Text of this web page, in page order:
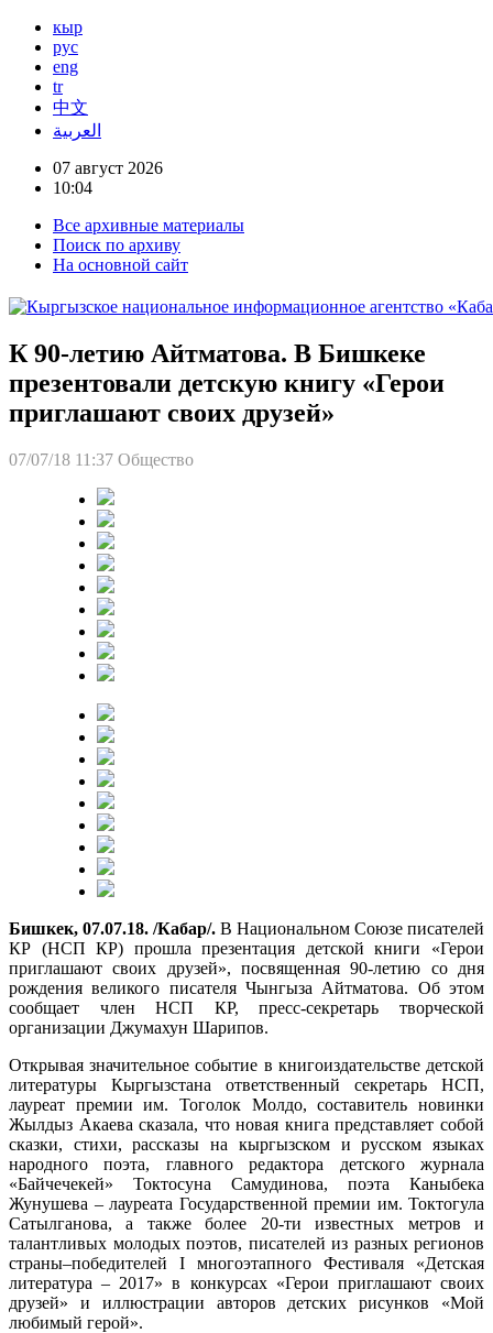
кыр
рус
eng
tr
中文
العربية
07 август 2026
10:04
Все архивные материалы
Поиск по архиву
На основной сайт
К 90-летию Айтматова. В Бишкеке
презентовали детскую книгу «Герои
приглашают своих друзей»
07/07/18 11:37 Общество
Бишкек, 07.07.18. /Кабар/. В Национальном Союзе писателей
КР (НСП КР) прошла презентация детской книги «Герои
приглашают своих друзей», посвященная 90-летию со дня
рождения великого писателя Чынгыза Айтматова. Об этом
сообщает член НСП КР, пресс-секретарь творческой
организации Джумахун Шарипов.
Открывая значительное событие в книгоиздательстве детской
литературы Кыргызстана ответственный секретарь НСП,
лауреат премии им. Тоголок Молдо, составитель новинки
Жылдыз Акаева сказала, что новая книга представляет собой
сказки, стихи, рассказы на кыргызском и русском языках
народного поэта, главного редактора детского журнала
«Байчечекей» Токтосуна Самудинова, поэта Каныбека
Жунушева – лауреата Государственной премии им. Токтогула
Сатылганова, а также более 20-ти известных метров и
талантливых молодых поэтов, писателей из разных регионов
страны–победителей I многоэтапного Фестиваля «Детская
литература – 2017» в конкурсах «Герои приглашают своих
друзей» и иллюстрации авторов детских рисунков «Мой
любимый герой».